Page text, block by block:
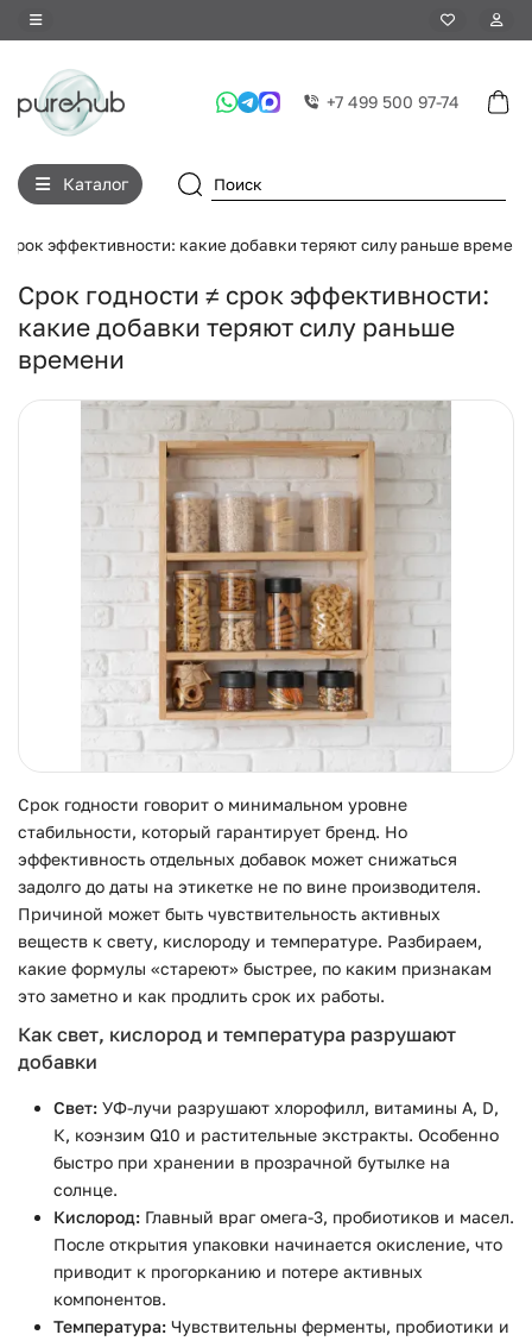
+7 499 500 97-74
Каталог
срок эффективности: какие добавки теряют силу раньше времени
Срок годности ≠ срок эффективности:
какие добавки теряют силу раньше
времени
Срок годности говорит о минимальном уровне
стабильности, который гарантирует бренд. Но
эффективность отдельных добавок может снижаться
задолго до даты на этикетке не по вине производителя.
Причиной может быть чувствительность активных
веществ к свету, кислороду и температуре. Разбираем,
какие формулы «стареют» быстрее, по каким признакам
это заметно и как продлить срок их работы.
Как свет, кислород и температура разрушают
добавки
Свет: УФ-лучи разрушают хлорофилл, витамины А, D,
К, коэнзим Q10 и растительные экстракты. Особенно
быстро при хранении в прозрачной бутылке на
солнце.
Кислород: Главный враг омега-3, пробиотиков и масел.
После открытия упаковки начинается окисление, что
приводит к прогорканию и потере активных
компонентов.
Температура: Чувствительны ферменты, пробиотики и